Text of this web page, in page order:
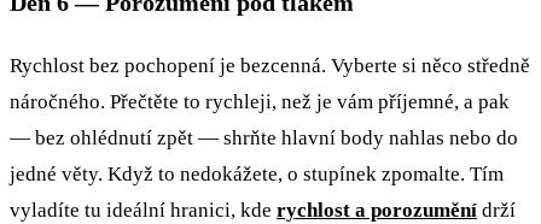
Rychlost bez pochopení je bezcenná. Vyberte si něco středně
náročného. Přečtěte to rychleji, než je vám příjemné, a pak
— bez ohlédnutí zpět — shrňte hlavní body nahlas nebo do
jedné věty. Když to nedokážete, o stupínek zpomalte. Tím
vyladíte tu ideální hranici, kde rychlost a porozumění drží